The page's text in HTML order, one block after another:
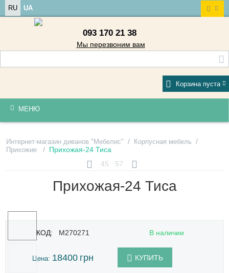
RU UA
093 170 21 38
Мы перезвоним вам
Корзина пуста
МЕНЮ
Интернет-магазин диванов "Мебелис" / Корпусная мебель /
Прихожие / Прихожая-24 Тиса
45
57
Прихожая-24 Тиса
КОД: M270271 В наличии
Цена: 18400 грн КУПИТЬ